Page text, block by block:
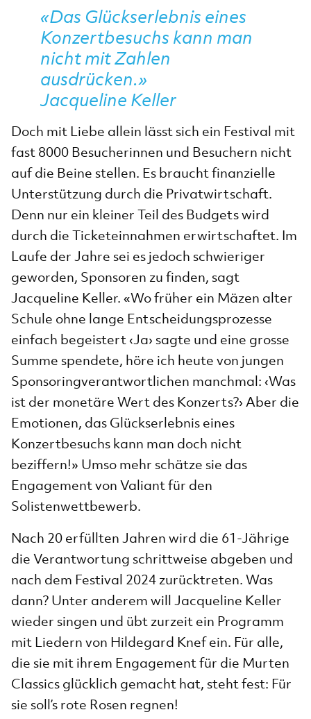
«Das Glückserlebnis eines
Konzertbesuchs kann man
nicht mit Zahlen
ausdrücken.»
Jacqueline Keller
Doch mit Liebe allein lässt sich ein Festival mit
fast 8000 Besucherinnen und Besuchern nicht
auf die Beine stellen. Es braucht finanzielle
Unterstützung durch die Privatwirtschaft.
Denn nur ein kleiner Teil des Budgets wird
durch die Ticketeinnahmen erwirtschaftet. Im
Laufe der Jahre sei es jedoch schwieriger
geworden, Sponsoren zu finden, sagt
Jacqueline Keller. «Wo früher ein Mäzen alter
Schule ohne lange Entscheidungsprozesse
einfach begeistert ‹Ja› sagte und eine grosse
Summe spendete, höre ich heute von jungen
Sponsoringverantwortlichen manchmal: ‹Was
ist der monetäre Wert des Konzerts?› Aber die
Emotionen, das Glückserlebnis eines
Konzertbesuchs kann man doch nicht
beziffern!» Umso mehr schätze sie das
Engagement von Valiant für den
Solistenwettbewerb.
Nach 20 erfüllten Jahren wird die 61-Jährige
die Verantwortung schrittweise abgeben und
nach dem Festival 2024 zurücktreten. Was
dann? Unter anderem will Jacqueline Keller
wieder singen und übt zurzeit ein Programm
mit Liedern von Hildegard Knef ein. Für alle,
die sie mit ihrem Engagement für die Murten
Classics glücklich gemacht hat, steht fest: Für
sie soll’s rote Rosen regnen!